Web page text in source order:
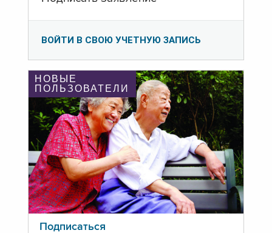
ВОЙТИ В СВОЮ УЧЕТНУЮ ЗАПИСЬ
НОВЫЕ
ПОЛЬЗОВАТЕЛИ
Подписаться